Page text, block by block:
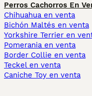
Perros Cachorros En
Chihuahua en venta
Bichón Maltés en venta
Yorkshire Terrier en
Pomerania en venta
Border Collie en venta
Teckel en venta
Caniche Toy en venta